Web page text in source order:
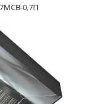
0,7П